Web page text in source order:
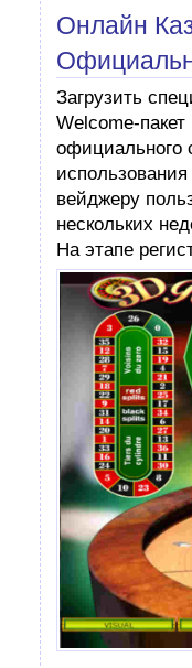
Онлайн
Загрузить
Welcome-
официального
вейджеру
нескольких
На этапе